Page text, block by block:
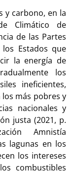
y carbono, en la
Climático de
de las Partes
Estados que
la energía de
los
ineficientes,
más pobres y
nacionales y
justa (2021, p.
Amnistía
lagunas en los
los intereses
combustibles